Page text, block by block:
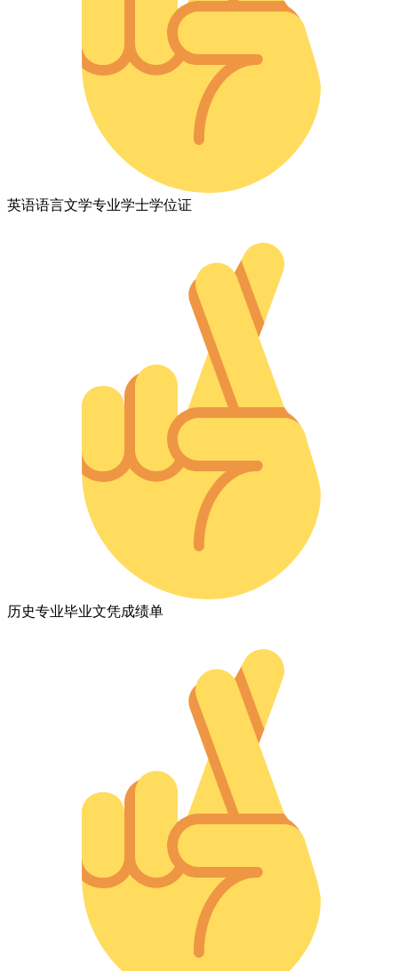
英语语言文学专业学士学位证
历史专业毕业文凭成绩单